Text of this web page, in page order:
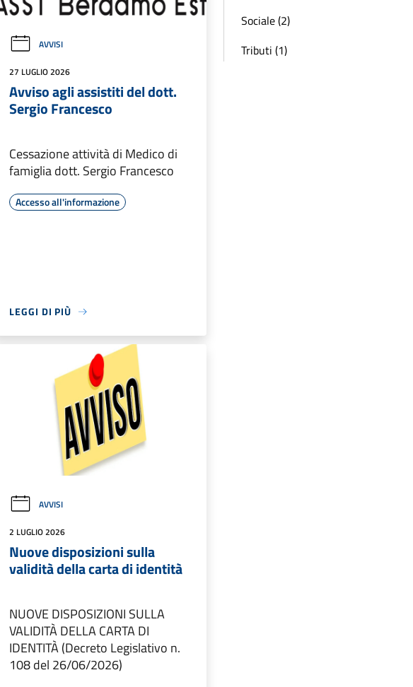
AVVISI
27 LUGLIO 2026
Avviso agli assistiti del dott.
Sergio Francesco
Cessazione attività di Medico di
famiglia dott. Sergio Francesco
Accesso all'informazione
LEGGI DI PIÙ
AVVISI
2 LUGLIO 2026
Nuove disposizioni sulla
validità della carta di identità
NUOVE DISPOSIZIONI SULLA
VALIDITÀ DELLA CARTA DI
IDENTITÀ (Decreto Legislativo n.
108 del 26/06/2026)
Sociale (2)
Tributi (1)